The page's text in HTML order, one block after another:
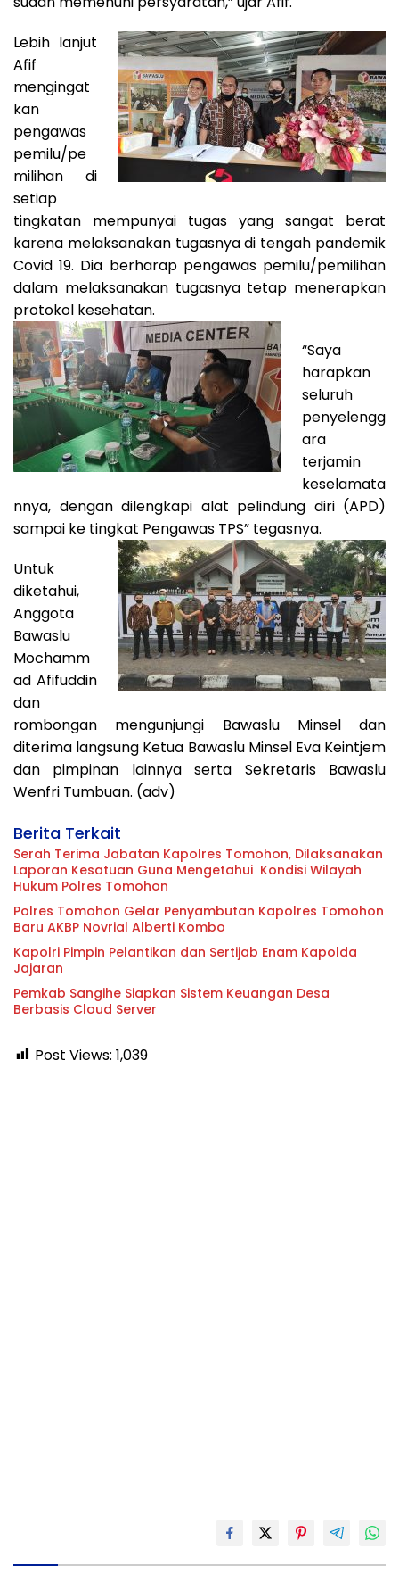
Lebih lanjut
Afif
mengingat
kan
pengawas
pemilu/pe
milihan di
setiap
tingkatan mempunyai tugas yang sangat berat
karena melaksanakan tugasnya di tengah pandemik
Covid 19. Dia berharap pengawas pemilu/pemilihan
dalam melaksanakan tugasnya tetap menerapkan
protokol kesehatan.
“Saya
harapkan
seluruh
penyelengg
ara
terjamin
keselamata
nnya, dengan dilengkapi alat pelindung diri (APD)
sampai ke tingkat Pengawas TPS” tegasnya.
Untuk
diketahui,
Anggota
Bawaslu
Mochamm
ad Afifuddin
dan
rombongan mengunjungi Bawaslu Minsel dan
diterima langsung Ketua Bawaslu Minsel Eva Keintjem
dan pimpinan lainnya serta Sekretaris Bawaslu
Wenfri Tumbuan. (adv)
Berita Terkait
Serah Terima Jabatan Kapolres Tomohon, Dilaksanakan
Laporan Kesatuan Guna Mengetahui Kondisi Wilayah
Hukum Polres Tomohon
Polres Tomohon Gelar Penyambutan Kapolres Tomohon
Baru AKBP Novrial Alberti Kombo
Kapolri Pimpin Pelantikan dan Sertijab Enam Kapolda
Jajaran
Pemkab Sangihe Siapkan Sistem Keuangan Desa
Berbasis Cloud Server
Post Views: 1,039